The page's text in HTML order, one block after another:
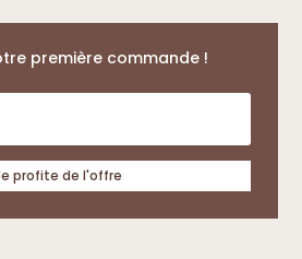
première commande !
profite de l'offre